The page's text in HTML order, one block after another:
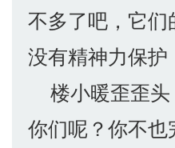
不多了吧，它们
没有精神力保护
楼小暖歪歪头
你们呢？你不也